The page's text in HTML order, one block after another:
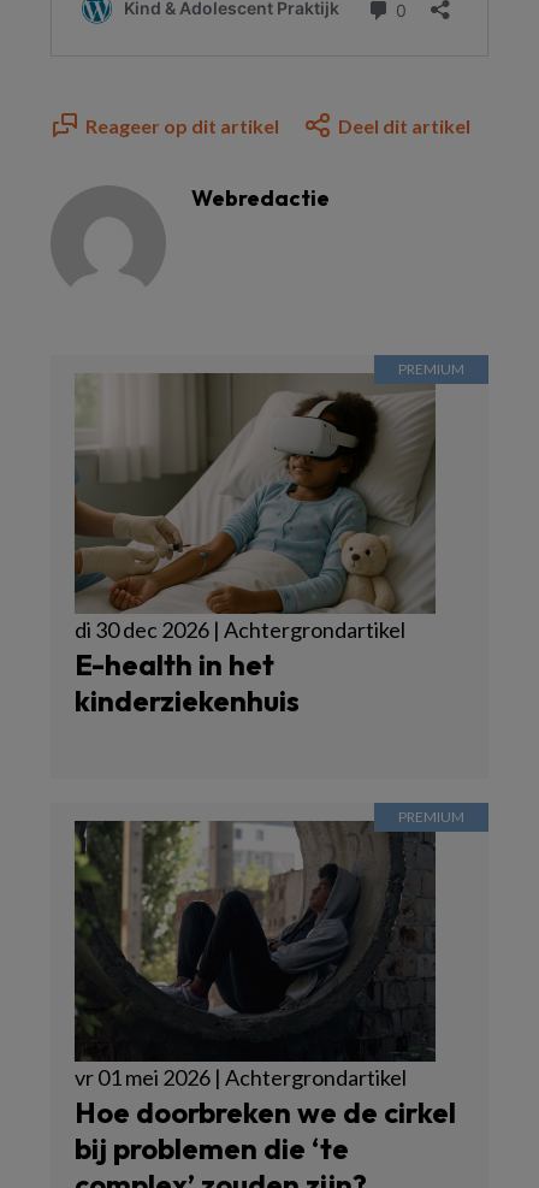
Reageer op dit artikel Deel dit artikel
Webredactie
di 30 dec 2026 | Achtergrondartikel
E-health in het
kinderziekenhuis
vr 01 mei 2026 | Achtergrondartikel
Hoe doorbreken we de cirkel
bij problemen die ‘te